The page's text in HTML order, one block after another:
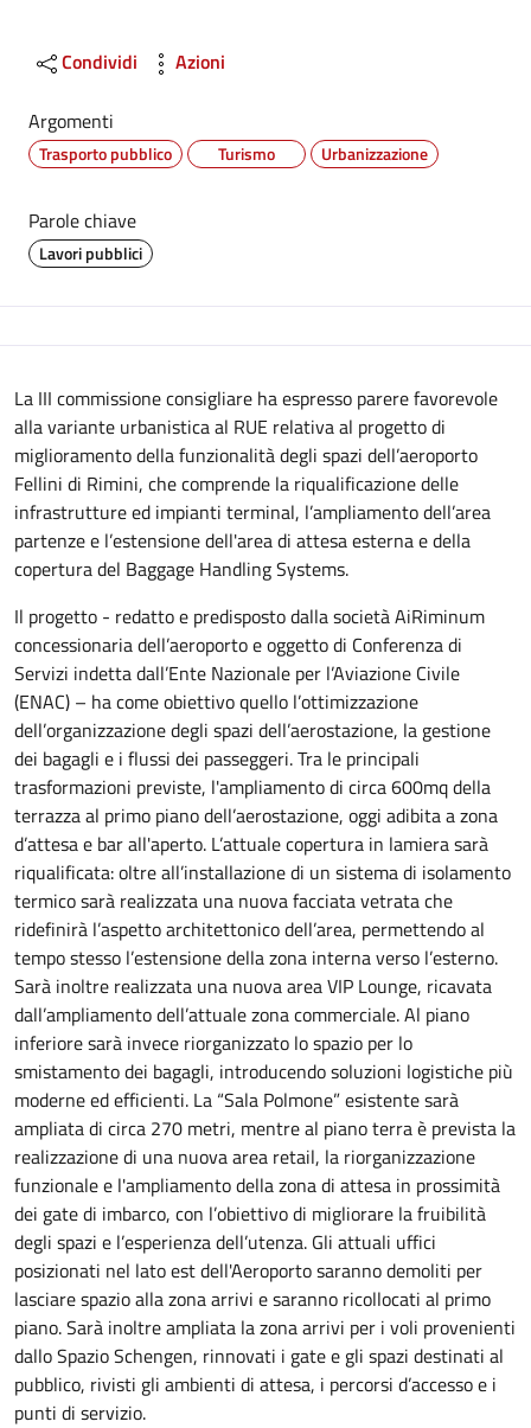
Condividi Azioni
Argomenti
Trasporto pubblico Turismo Urbanizzazione
Parole chiave
Lavori pubblici
Descrizione
La III commissione consigliare ha espresso parere favorevole
alla variante urbanistica al RUE relativa al progetto di
miglioramento della funzionalità degli spazi dell’aeroporto
Fellini di Rimini, che comprende la riqualificazione delle
infrastrutture ed impianti terminal, l’ampliamento dell’area
partenze e l’estensione dell'area di attesa esterna e della
copertura del Baggage Handling Systems.
Il progetto - redatto e predisposto dalla società AiRiminum
concessionaria dell’aeroporto e oggetto di Conferenza di
Servizi indetta dall’Ente Nazionale per l’Aviazione Civile
(ENAC) – ha come obiettivo quello l’ottimizzazione
dell’organizzazione degli spazi dell’aerostazione, la gestione
dei bagagli e i flussi dei passeggeri. Tra le principali
trasformazioni previste, l'ampliamento di circa 600mq della
terrazza al primo piano dell’aerostazione, oggi adibita a zona
d’attesa e bar all'aperto. L’attuale copertura in lamiera sarà
riqualificata: oltre all’installazione di un sistema di isolamento
termico sarà realizzata una nuova facciata vetrata che
ridefinirà l’aspetto architettonico dell’area, permettendo al
tempo stesso l’estensione della zona interna verso l’esterno.
Sarà inoltre realizzata una nuova area VIP Lounge, ricavata
dall’ampliamento dell’attuale zona commerciale. Al piano
inferiore sarà invece riorganizzato lo spazio per lo
smistamento dei bagagli, introducendo soluzioni logistiche più
moderne ed efficienti. La “Sala Polmone” esistente sarà
ampliata di circa 270 metri, mentre al piano terra è prevista la
realizzazione di una nuova area retail, la riorganizzazione
funzionale e l'ampliamento della zona di attesa in prossimità
dei gate di imbarco, con l’obiettivo di migliorare la fruibilità
degli spazi e l’esperienza dell’utenza. Gli attuali uffici
posizionati nel lato est dell'Aeroporto saranno demoliti per
lasciare spazio alla zona arrivi e saranno ricollocati al primo
piano. Sarà inoltre ampliata la zona arrivi per i voli provenienti
dallo Spazio Schengen, rinnovati i gate e gli spazi destinati al
pubblico, rivisti gli ambienti di attesa, i percorsi d’accesso e i
punti di servizio.